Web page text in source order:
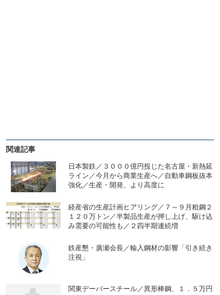
関連記事
日本製鉄／３０００億円投じた名古屋・新熱延
ライン／今月から商業生産へ／自動車鋼板抜本
強化／生産・開発、より高度に
経産省の生産計画ヒアリング／７～９月粗鋼２
１２０万トン／半製品生産が押し上げ、駆け込
み需要の可能性も／２四半期連続増
鉄産懇・廣瀬会長／輸入鋼材の影響「引き続き
注視」
関東デーバースチール／異形棒鋼、１．５万円